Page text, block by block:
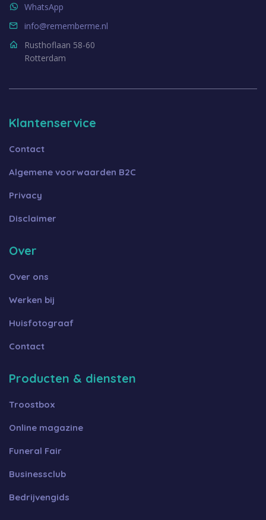
WhatsApp
info@rememberme.nl
Rusthoflaan 58-60
Rotterdam
Klantenservice
Contact
Algemene voorwaarden B2C
Privacy
Disclaimer
Over
Over ons
Werken bij
Huisfotograaf
Contact
Producten & diensten
Troostbox
Online magazine
Funeral Fair
Businessclub
Bedrijvengids